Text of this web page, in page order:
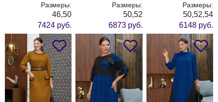
Размеры:
46,50
7424 руб.
Размеры:
50,52
6873 руб.
Размеры:
50,52,54
6148 руб.